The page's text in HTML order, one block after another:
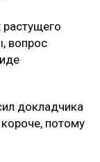
растущего
вопрос
докладчика
потому